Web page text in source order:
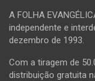
A FOLHA
independente e
dezembro de 1993.
Com a tiragem de
distribuição gratuita